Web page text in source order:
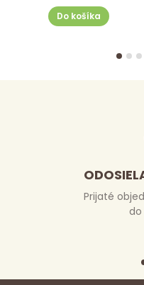
Do košíka
Prijaté